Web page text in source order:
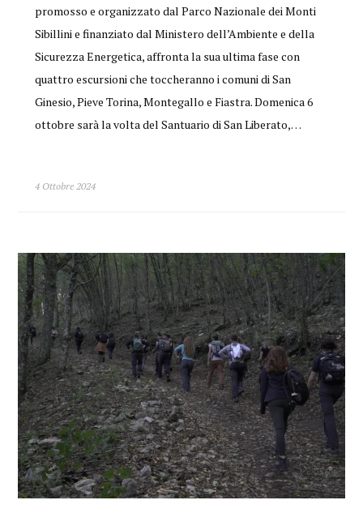
promosso e organizzato dal Parco Nazionale dei Monti
Sibillini e finanziato dal Ministero dell’Ambiente e della
Sicurezza Energetica, affronta la sua ultima fase con
quattro escursioni che toccheranno i comuni di San
Ginesio, Pieve Torina, Montegallo e Fiastra. Domenica 6
ottobre sarà la volta del Santuario di San Liberato,…
4 Ottobre 2024